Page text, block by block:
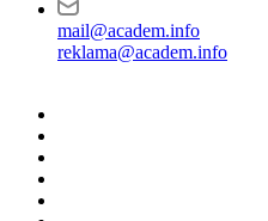
mail@academ.info
reklama@academ.info